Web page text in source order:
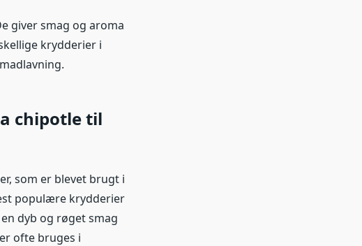
giver smag og aroma
krydderier i
chipotle til
som er blevet brugt i
populære krydderier
dyb og røget smag
ofte bruges i